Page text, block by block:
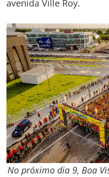
avenida Ville Roy.
No próximo dia 9, Boa